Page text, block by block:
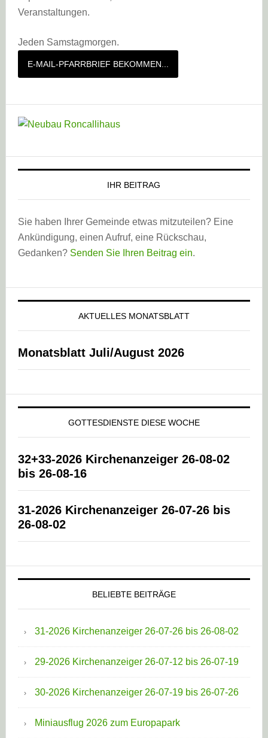
Veranstaltungen.
Jeden Samstagmorgen.
E-MAIL-PFARRBRIEF BEKOMMEN...
IHR BEITRAG
Sie haben Ihrer Gemeinde etwas mitzuteilen? Eine
Ankündigung, einen Aufruf, eine Rückschau,
Gedanken? Senden Sie Ihren Beitrag ein.
AKTUELLES MONATSBLATT
Monatsblatt Juli/August 2026
GOTTESDIENSTE DIESE WOCHE
32+33-2026 Kirchenanzeiger 26-08-02
bis 26-08-16
31-2026 Kirchenanzeiger 26-07-26 bis
26-08-02
BELIEBTE BEITRÄGE
31-2026 Kirchenanzeiger 26-07-26 bis 26-08-02
29-2026 Kirchenanzeiger 26-07-12 bis 26-07-19
30-2026 Kirchenanzeiger 26-07-19 bis 26-07-26
Miniausflug 2026 zum Europapark